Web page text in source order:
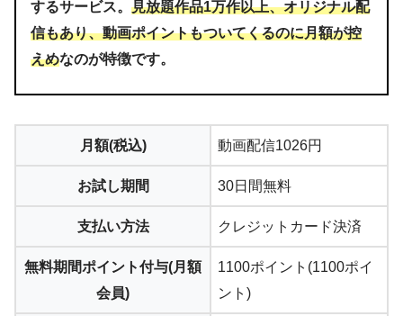
※注意事項に同意するに☑マークをいれてください。
するサービス。 見放題作品1万作以上、オリジナル配
信もあり、動画ポイントもついてくるのに月額が控
えめなのが特徴です。
月額(税込) 動画配信1026円
お試し期間 30日間無料
支払い方法 クレジットカード決済
無料期間ポイント付与(月額
会員)
1100ポイント(1100ポイ
ント)